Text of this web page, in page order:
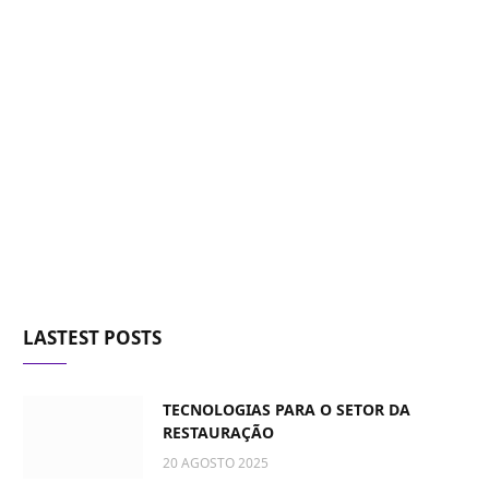
LASTEST POSTS
TECNOLOGIAS PARA O SETOR DA
RESTAURAÇÃO
20 AGOSTO 2025